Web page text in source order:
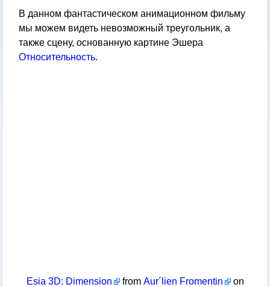
В данном фантастическом анимационном фильму
мы можем видеть невозможный треугольник, а
также сцену, основанную картине Эшера
Относительность.
Esia 3D: Dimension from Aur´lien Fromentin
on